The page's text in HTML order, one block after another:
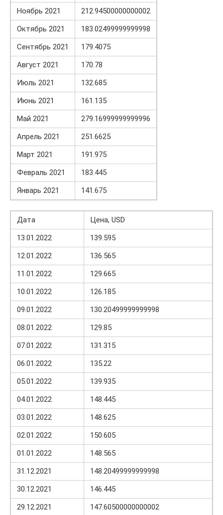
Ноябрь 2021
212.94500000000002
Октябрь 2021
183.02499999999998
Сентябрь 2021
179.4075
Август 2021
170.78
Июль 2021
132.685
Июнь 2021
161.135
Май 2021
279.16999999999996
Апрель 2021
251.6625
Март 2021
191.975
Февраль 2021
183.445
Январь 2021
141.675
Дата
Цена, USD
13.01.2022
139.595
12.01.2022
136.565
11.01.2022
129.665
10.01.2022
126.185
09.01.2022
130.20499999999998
08.01.2022
129.85
07.01.2022
131.315
06.01.2022
135.22
05.01.2022
139.935
04.01.2022
148.445
03.01.2022
148.625
02.01.2022
150.605
01.01.2022
148.565
31.12.2021
148.20499999999998
30.12.2021
146.445
29.12.2021
147.60500000000002